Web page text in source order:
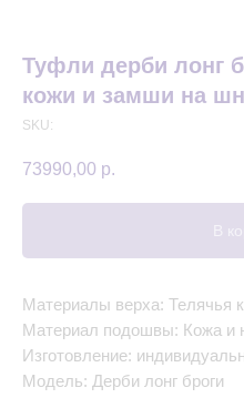
Туфли дерби лонг
кожи и замши на
SKU:
73990,00 р.
В
Материалы верха: Телячья
Материал подошвы: Кожа и
Изготовление:
Модель: Дерби лонг броги